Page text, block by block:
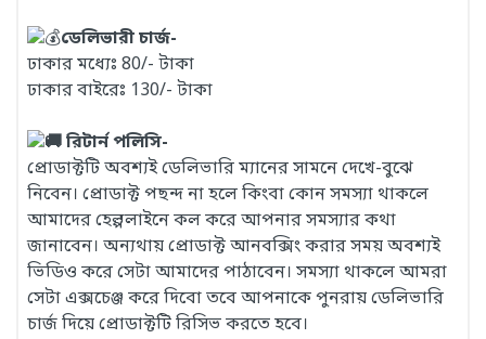
ডেলিভারী চার্জ-
ঢাকার মধ্যেঃ 80/- টাকা
ঢাকার বাইরেঃ 130/- টাকা
রিটার্ন পলিসি-
প্রোডাক্টটি অবশ্যই ডেলিভারি ম্যানের সামনে দেখে-বুঝে
নিবেন। প্রোডাক্ট পছন্দ না হলে কিংবা কোন সমস্যা থাকলে
আমাদের হেল্পলাইনে কল করে আপনার সমস্যার কথা
জানাবেন। অন্যথায় প্রোডাক্ট আনবক্সিং করার সময় অবশ্যই
ভিডিও করে সেটা আমাদের পাঠাবেন। সমস্যা থাকলে আমরা
সেটা এক্সচেঞ্জ করে দিবো তবে আপনাকে পুনরায় ডেলিভারি
চার্জ দিয়ে প্রোডাক্টটি রিসিভ করতে হবে।